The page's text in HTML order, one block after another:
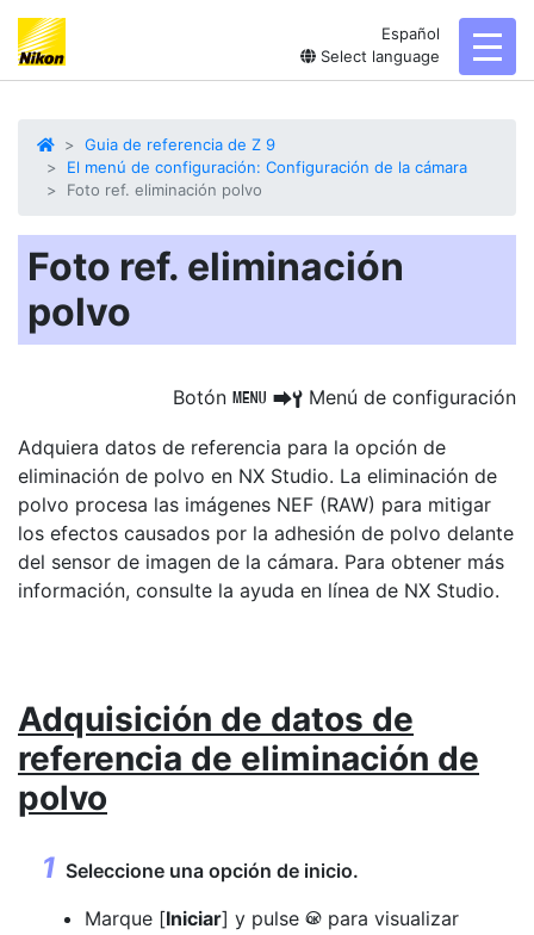
Español
Select language
Guia de referencia de Z 9
El menú de configuración: Configuración de la cámara
Foto ref. eliminación polvo
Foto ref. eliminación
polvo
Botón G UB Menú de configuración
Adquiera datos de referencia para la opción de
eliminación de polvo en NX Studio. La eliminación de
polvo procesa las imágenes NEF (RAW) para mitigar
los efectos causados por la adhesión de polvo delante
del sensor de imagen de la cámara. Para obtener más
información, consulte la ayuda en línea de NX Studio.
Adquisición de datos de
referencia de eliminación de
polvo
Seleccione una opción de inicio.
Marque [Iniciar] y pulse J para visualizar